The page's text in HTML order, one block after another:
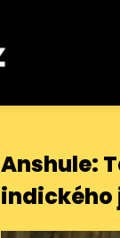
Anshule:
indického